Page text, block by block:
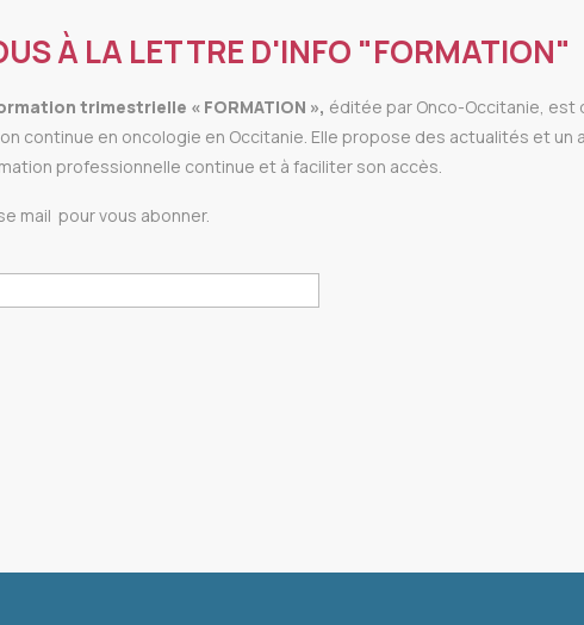
À LA LETTRE D'INFO "FORMATION"
trimestrielle « FORMATION », éditée par Onco-Occitanie,
continue en oncologie en Occitanie. Elle propose des actualités et
professionnelle continue et à faciliter son accès.
mail pour vous abonner.